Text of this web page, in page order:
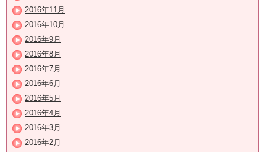
2016年11月
2016年10月
2016年9月
2016年8月
2016年7月
2016年6月
2016年5月
2016年4月
2016年3月
2016年2月